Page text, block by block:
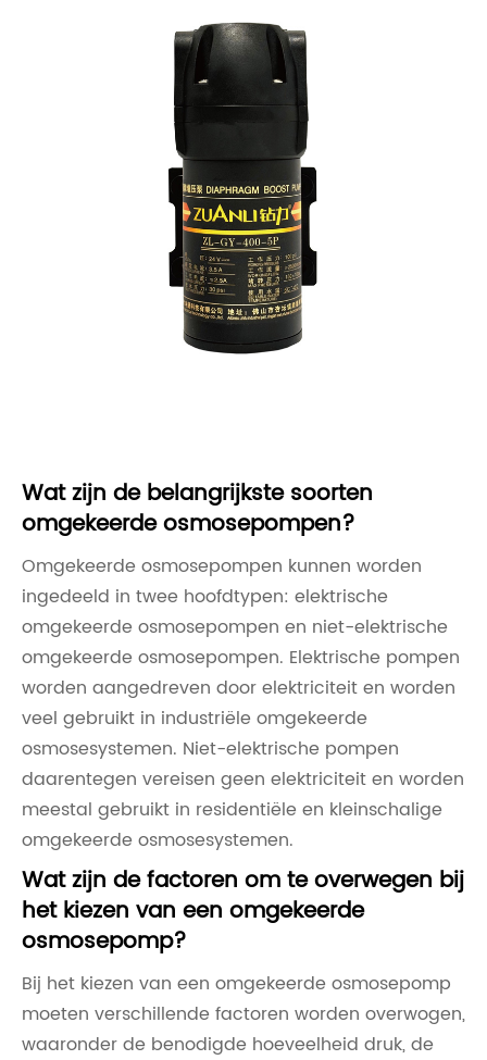
Wat zijn de belangrijkste soorten
omgekeerde osmosepompen?
Omgekeerde osmosepompen kunnen worden
ingedeeld in twee hoofdtypen: elektrische
omgekeerde osmosepompen en niet-elektrische
omgekeerde osmosepompen. Elektrische pompen
worden aangedreven door elektriciteit en worden
veel gebruikt in industriële omgekeerde
osmosesystemen. Niet-elektrische pompen
daarentegen vereisen geen elektriciteit en worden
meestal gebruikt in residentiële en kleinschalige
omgekeerde osmosesystemen.
Wat zijn de factoren om te overwegen bij
het kiezen van een omgekeerde
osmosepomp?
Bij het kiezen van een omgekeerde osmosepomp
moeten verschillende factoren worden overwogen,
waaronder de benodigde hoeveelheid druk, de